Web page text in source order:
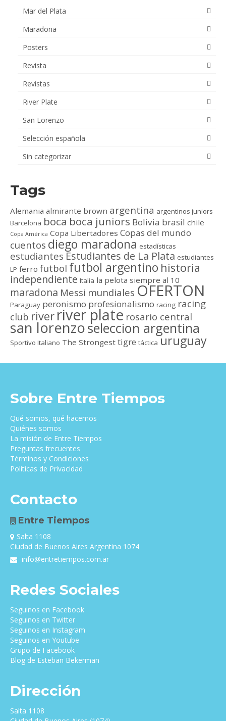
Mar del Plata
Maradona
Posters
Revista
Revistas
River Plate
San Lorenzo
Selección española
Sin categorizar
Tags
Alemania almirante brown argentina argentinos juniors
Barcelona boca boca juniors Bolivia brasil chile
Copa América Copa Libertadores Copas del mundo
cuentos diego maradona estadísticas
estudiantes Estudiantes de La Plata estudiantes
LP ferro futbol futbol argentino historia
independiente Italia la pelota siempre al 10
maradona Messi mundiales OFERTON
Paraguay peronismo profesionalismo racing racing
club river river plate rosario central
san lorenzoseleccion argentina
Sportivo Italiano The Strongest tigre táctica uruguay
Sobre Entre Tiempos
Qué somos, qué hacemos
Quiénes somos
La misión de Entre Tiempos
Preguntas frecuentes
Términos y Condiciones
Politicas de Privacidad
Contacto
Entre Tiempos
Salta 1108
Ciudad de Buenos Aires Argentina 1074
info@entretiempos.com.ar
Redes Sociales
Seguinos en Facebook
Seguinos en Twitter
Seguinos en Instagram
Seguinos en Youtube
Grupo de Facebook
Blog de Esteban Bekerman
Dirección
Salta 1108